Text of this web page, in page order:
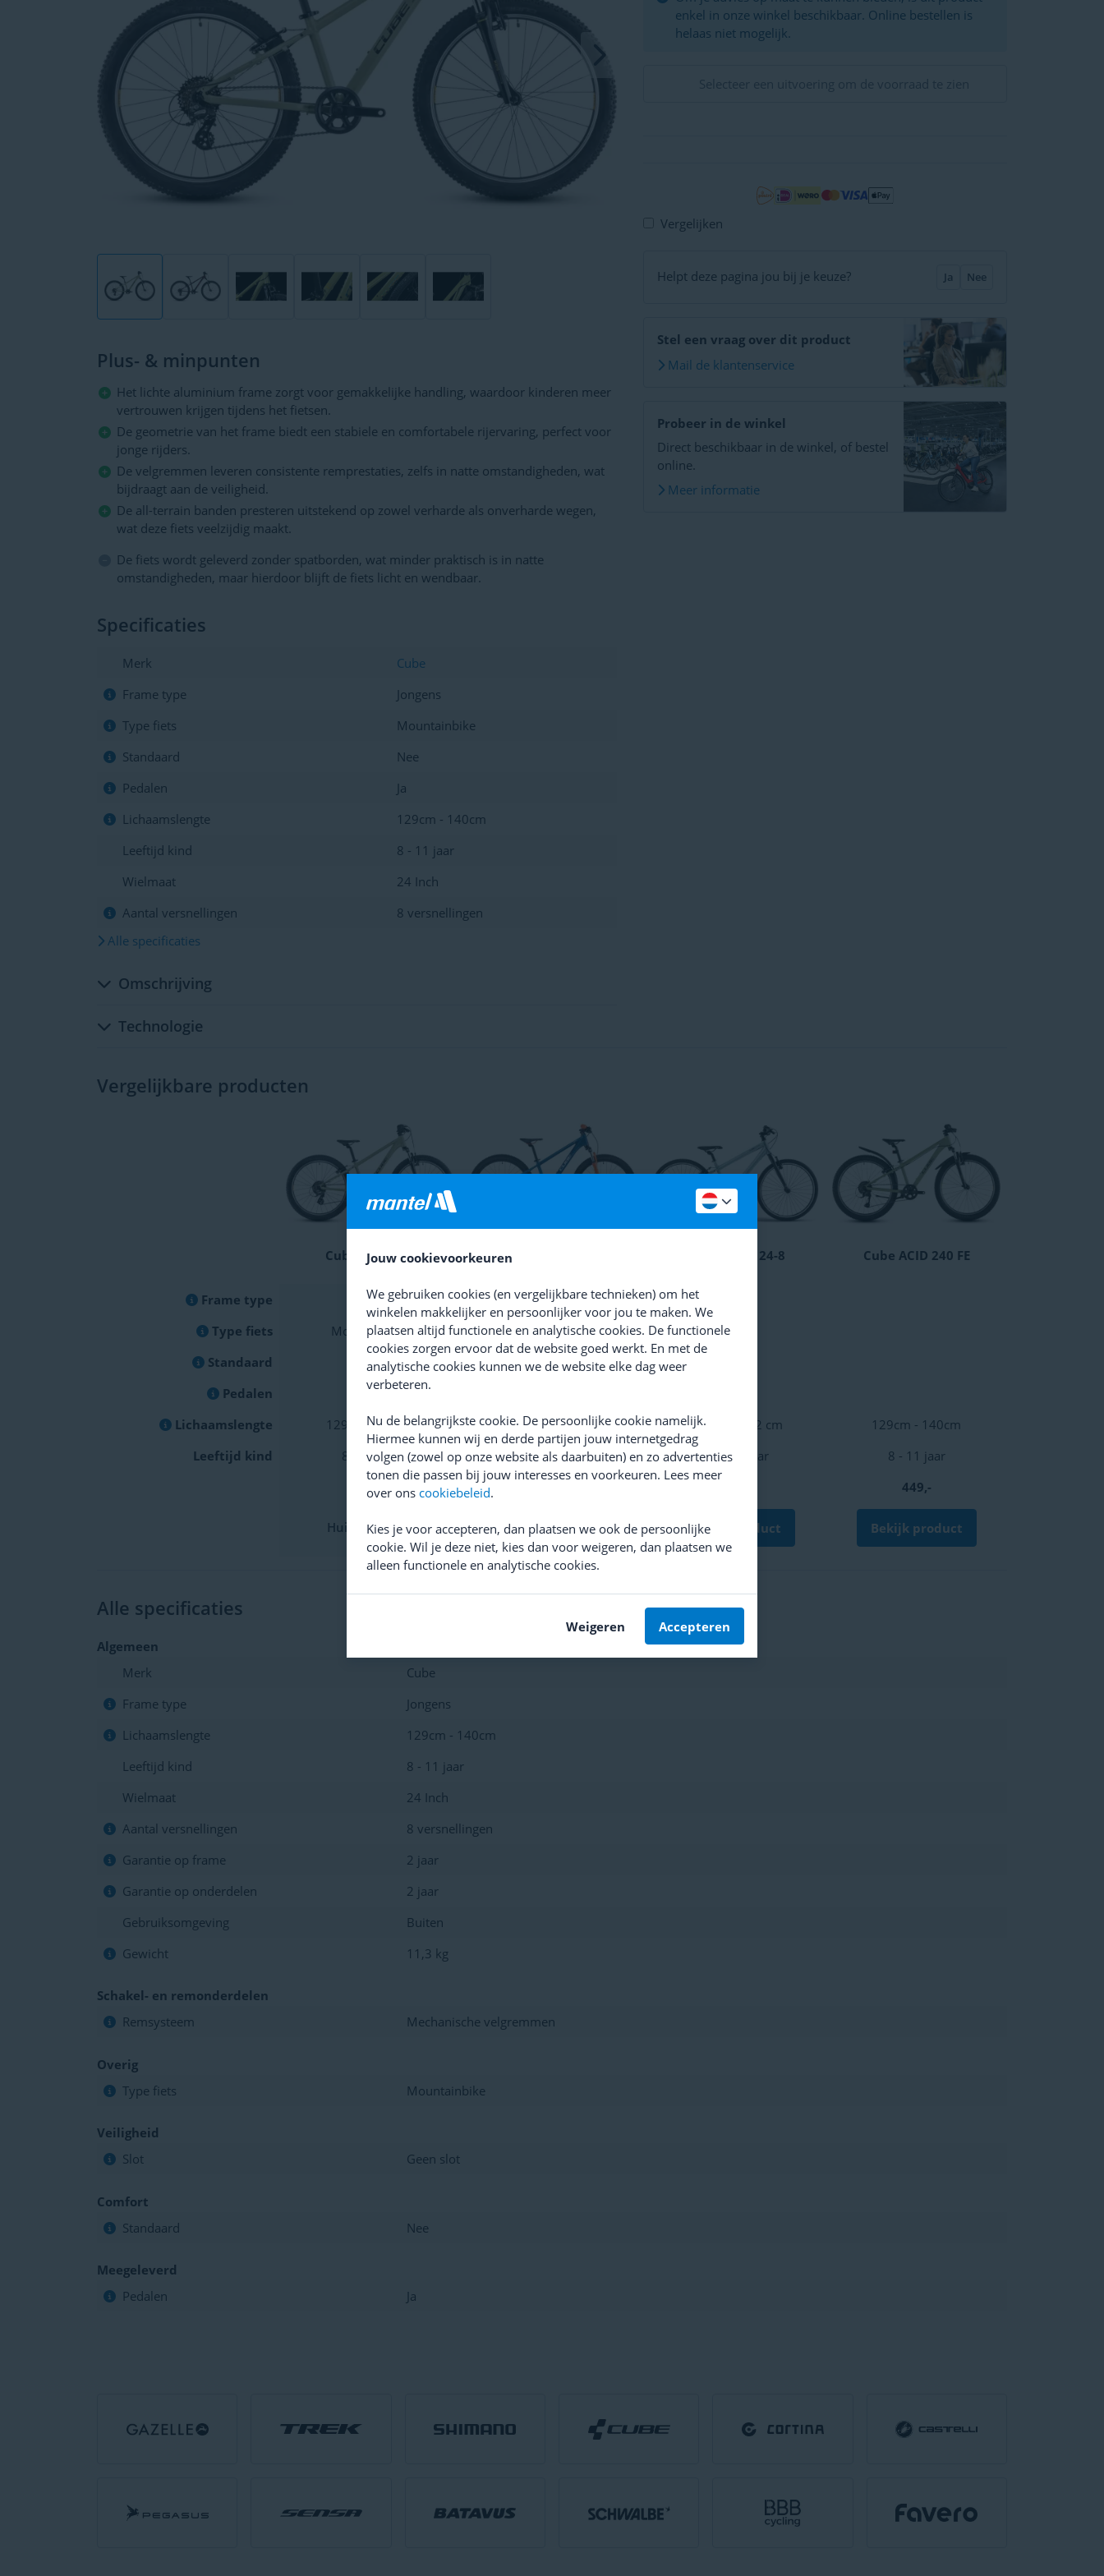
enkel in onze winkel beschikbaar. Online bestellen is
helaas niet mogelijk.
Selecteer een uitvoering om de voorraad te zien
Vergelijken
Helpt deze pagina jou bij je keuze? Ja Nee
Stel een vraag over dit product
Mail de klantenservice
Probeer in de winkel
Direct beschikbaar in de winkel, of bestel
online.
Meer informatie
Plus- & minpunten
Het lichte aluminium frame zorgt voor gemakkelijke handling, waardoor kinderen meer
vertrouwen krijgen tijdens het fietsen.
De geometrie van het frame biedt een stabiele en comfortabele rijervaring, perfect voor
jonge rijders.
De velgremmen leveren consistente remprestaties, zelfs in natte omstandigheden, wat
bijdraagt aan de veiligheid.
De all-terrain banden presteren uitstekend op zowel verharde als onverharde wegen,
wat deze fiets veelzijdig maakt.
De fiets wordt geleverd zonder spatborden, wat minder praktisch is in natte
omstandigheden, maar hierdoor blijft de fiets licht en wendbaar.
Specificaties
Merk
Cube
Frame type
Jongens
Type fiets
Mountainbike
Standaard
Nee
Pedalen
Ja
Lichaamslengte
129cm - 140cm
Leeftijd kind
8 - 11 jaar
Wielmaat
24 Inch
Aantal versnellingen
8 versnellingen
Alle specificaties
Omschrijving
Technologie
Vergelijkbare producten
Cube ACID 240 Cube Acid 240 Disc Puky LS-Pro 24-8 Cube ACID 240 FE
Frame type Jongens
Jongens
Type fiets
Mountainbike
Mountainbike
Standaard
Nee
Nee
Pedalen
Ja
Lichaamslengte
129cm - 140cm 129cm - 140cm 129 cm - 152 cm
129cm - 140cm
Leeftijd kind
8 - 11 jaar 8 - 11 jaar Vanaf 7 jaar
8 - 11 jaar
429,-
449,-
Huidig product Bekijk product Bekijk product Bekijk product
Alle specificaties
Algemeen
Merk
Cube
Frame type
Jongens
Lichaamslengte
129cm - 140cm
Leeftijd kind
8 - 11 jaar
Wielmaat
24 Inch
Aantal versnellingen
8 versnellingen
Garantie op frame
2 jaar
Garantie op onderdelen
2 jaar
Gebruiksomgeving
Buiten
Gewicht
11,3 kg
Schakel- en remonderdelen
Remsysteem
Mechanische velgremmen
Overig
Type fiets
Mountainbike
Veiligheid
Slot
Geen slot
Comfort
Standaard
Nee
Meegeleverd
Pedalen
Ja
Jouw cookievoorkeuren
We gebruiken cookies (en vergelijkbare technieken) om het
winkelen makkelijker en persoonlijker voor jou te maken. We
plaatsen altijd functionele en analytische cookies. De functionele
cookies zorgen ervoor dat de website goed werkt. En met de
analytische cookies kunnen we de website elke dag weer
verbeteren.
Nu de belangrijkste cookie. De persoonlijke cookie namelijk.
Hiermee kunnen wij en derde partijen jouw internetgedrag
volgen (zowel op onze website als daarbuiten) en zo advertenties
tonen die passen bij jouw interesses en voorkeuren. Lees meer
over ons cookiebeleid.
Kies je voor accepteren, dan plaatsen we ook de persoonlijke
cookie. Wil je deze niet, kies dan voor weigeren, dan plaatsen we
alleen functionele en analytische cookies.
Weigeren Accepteren